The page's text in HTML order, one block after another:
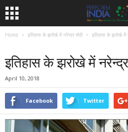
Home इतिहास के झरोखे में नरेन्द्र मोदी इतिहास के झरोखे में
इतिहास के झरोखे में
April 10, 2018
Facebook Twitter